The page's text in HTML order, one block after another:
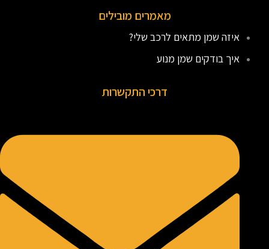
מאמרים מובילים
איזה שמן מתאים לרכב שלי?
איך בודקים שמן מנוע
דרכי התקשרות